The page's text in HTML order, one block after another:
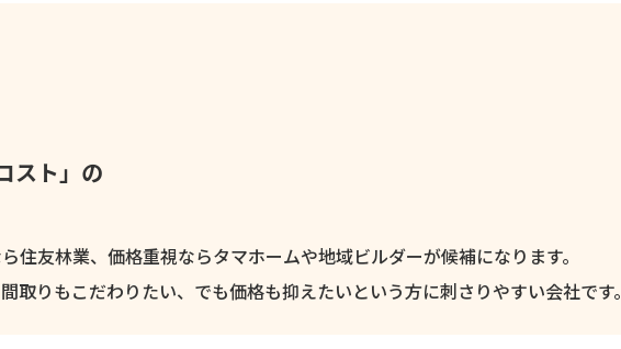
スト」の
住友林業、価格重視ならタマホームや地域ビルダーが候補になります。
取りもこだわりたい、でも価格も抑えたいという方に刺さりやすい会社です。